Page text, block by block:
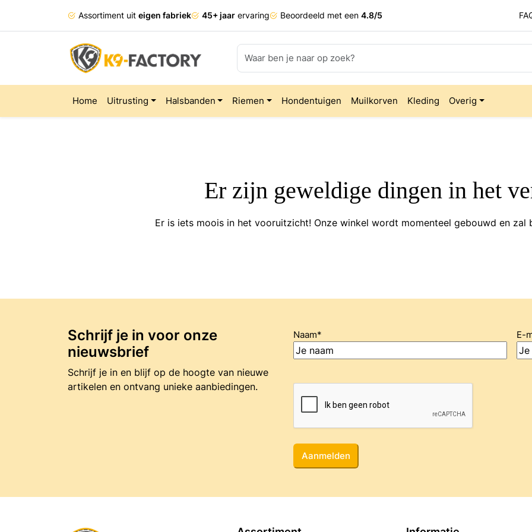
Assortiment uit eigen fabriek 45+ jaar ervaring Beoordeeld met een 4.8/5
Home Uitrusting Halsbanden Riemen Hondentuigen Muilkorven Kleding Overig
Er zijn geweldige dingen in het
Er is iets moois in het vooruitzicht! Onze winkel wordt momenteel gebouwd en zal
Schrijf je in voor onze
nieuwsbrief
Schrijf je in en blijf op de hoogte van nieuwe
artikelen en ontvang unieke aanbiedingen.
Naam* E-